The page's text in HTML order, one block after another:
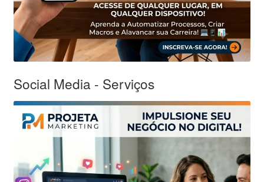
Social Media - Serviços